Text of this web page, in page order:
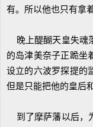
有。所以他也只有拿
晚上醍醐天皇失魂
的岛津美奈子正跪坐
设立的六波罗探提的
但是只能把他的皇后
到了摩萨藩以后，